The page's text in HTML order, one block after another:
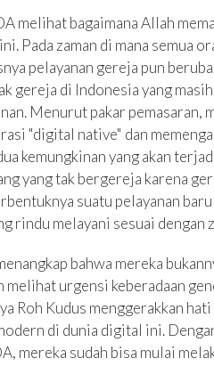
melihat bagaimana Allah
Pada zaman di mana semua
pelayanan gereja pun
gereja di Indonesia yang
Menurut pakar pemasaran,
"digital native" dan
kemungkinan yang akan
yang tak bergereja karena
suatu pelayanan
rindu melayani sesuai dengan
bahwa mereka
urgensi keberadaan
Roh Kudus menggerakkan
di dunia digital ini.
mereka sudah bisa mulai